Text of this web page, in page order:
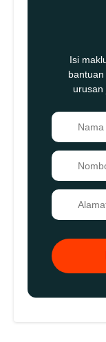
Isi
urusan